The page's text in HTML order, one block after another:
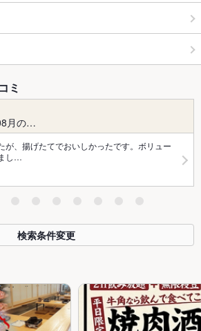
ミ
月の…
が、揚げたてでおいしかったです。ボリュー
し…
検索条件変更